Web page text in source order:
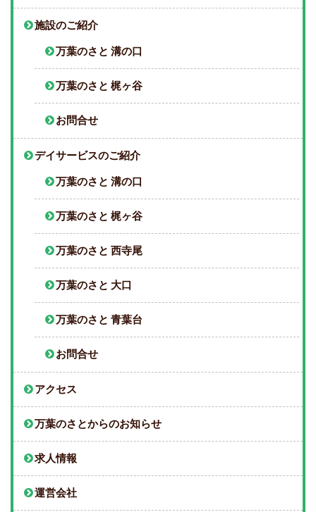
施設のご紹介
万葉のさと 溝の口
万葉のさと 梶ヶ谷
お問合せ
デイサービスのご紹介
万葉のさと 溝の口
万葉のさと 梶ヶ谷
万葉のさと 西寺尾
万葉のさと 大口
万葉のさと 青葉台
お問合せ
アクセス
万葉のさとからのお知らせ
求人情報
運営会社